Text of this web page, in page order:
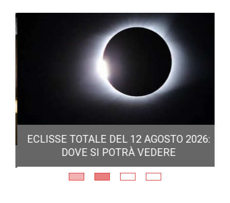
ECLISSE TOTALE DEL 12 AGOSTO 2026:
DOVE SI POTRÀ VEDERE